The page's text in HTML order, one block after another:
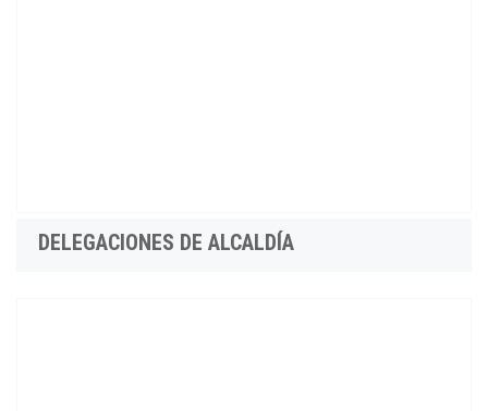
DELEGACIONES DE ALCALDÍA